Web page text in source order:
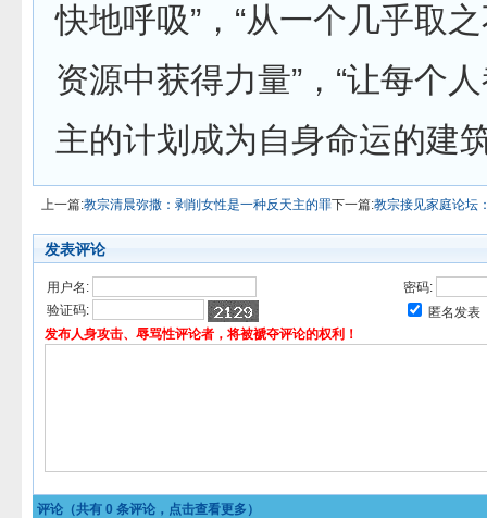
快地呼吸”，“从一个几乎取
资源中获得力量”，“让每个
主的计划成为自身命运的建
上一篇:教宗清晨弥撒：剥削女性是一种反天主的罪下一篇:教宗接见家庭论坛
发表评论
用户名:
密码:
验证码:
匿名发表
发布人身攻击、辱骂性评论者，将被褫夺评论的权利！
评论（共有 0 条评论，点击查看更多）